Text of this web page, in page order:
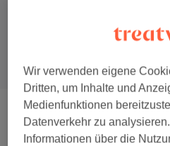
Babor Klassische
Gesichtsbehandlung (9
Wir verwenden eigene
Dritten, um Inhalte und
Medienfunktionen
Datenverkehr zu
Informationen über die